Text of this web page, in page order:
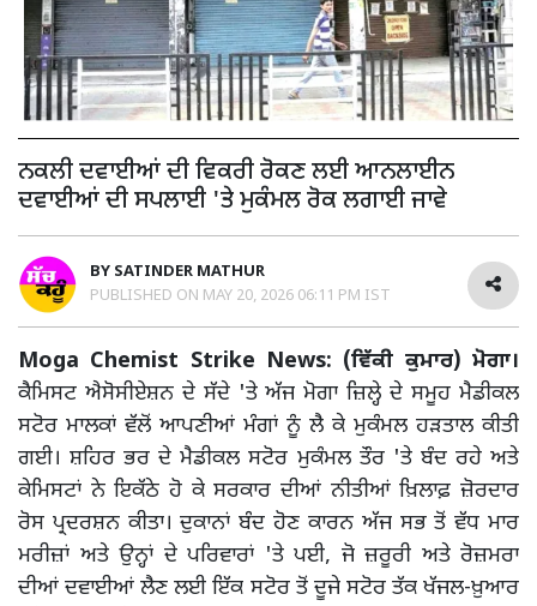
ਨਕਲੀ ਦਵਾਈਆਂ ਦੀ ਵਿਕਰੀ ਰੋਕਣ ਲਈ ਆਨਲਾਈਨ
ਦਵਾਈਆਂ ਦੀ ਸਪਲਾਈ 'ਤੇ ਮੁਕੰਮਲ ਰੋਕ ਲਗਾਈ ਜਾਵੇ
BY SATINDER MATHUR
PUBLISHED ON MAY 20, 2026 06:11 PM IST
Moga Chemist Strike News: (ਵਿੱਕੀ ਕੁਮਾਰ) ਮੋਗਾ।
ਕੈਮਿਸਟ ਐਸੋਸੀਏਸ਼ਨ ਦੇ ਸੱਦੇ 'ਤੇ ਅੱਜ ਮੋਗਾ ਜ਼ਿਲ੍ਹੇ ਦੇ ਸਮੂਹ ਮੈਡੀਕਲ
ਸਟੋਰ ਮਾਲਕਾਂ ਵੱਲੋਂ ਆਪਣੀਆਂ ਮੰਗਾਂ ਨੂੰ ਲੈ ਕੇ ਮੁਕੰਮਲ ਹੜਤਾਲ ਕੀਤੀ
ਗਈ। ਸ਼ਹਿਰ ਭਰ ਦੇ ਮੈਡੀਕਲ ਸਟੋਰ ਮੁਕੰਮਲ ਤੌਰ 'ਤੇ ਬੰਦ ਰਹੇ ਅਤੇ
ਕੇਮਿਸਟਾਂ ਨੇ ਇਕੱਠੇ ਹੋ ਕੇ ਸਰਕਾਰ ਦੀਆਂ ਨੀਤੀਆਂ ਖ਼ਿਲਾਫ਼ ਜ਼ੋਰਦਾਰ
ਰੋਸ ਪ੍ਰਦਰਸ਼ਨ ਕੀਤਾ। ਦੁਕਾਨਾਂ ਬੰਦ ਹੋਣ ਕਾਰਨ ਅੱਜ ਸਭ ਤੋਂ ਵੱਧ ਮਾਰ
ਮਰੀਜ਼ਾਂ ਅਤੇ ਉਨ੍ਹਾਂ ਦੇ ਪਰਿਵਾਰਾਂ 'ਤੇ ਪਈ, ਜੋ ਜ਼ਰੂਰੀ ਅਤੇ ਰੋਜ਼ਮਰਾ
ਦੀਆਂ ਦਵਾਈਆਂ ਲੈਣ ਲਈ ਇੱਕ ਸਟੋਰ ਤੋਂ ਦੂਜੇ ਸਟੋਰ ਤੱਕ ਖੱਜਲ-ਖ਼ੁਆਰ